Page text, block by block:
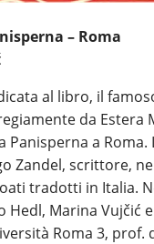
– Roma
al libro, il
da
a
Zandel, scrittore,
tradotti in Italia.
Hedl, Marina
Roma 3,